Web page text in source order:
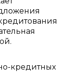
кредитных